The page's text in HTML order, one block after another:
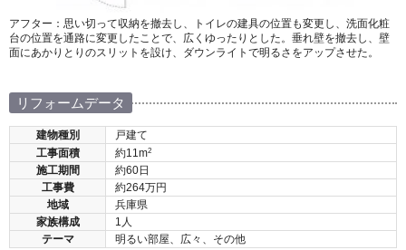
アフター：思い切って収納を撤去し、トイレの建具の位置も変更し、洗面化粧
台の位置を通路に変更したことで、広くゆったりとした。垂れ壁を撤去し、壁
面にあかりとりのスリットを設け、ダウンライトで明るさをアップさせた。
リフォームデータ
建物種別
戸建て
工事面積
約11m2
施工期間
約60日
工事費
約264万円
地域
兵庫県
家族構成
1人
テーマ
明るい部屋、広々、その他